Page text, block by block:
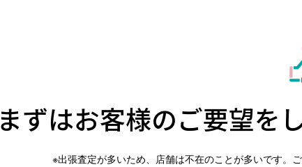
まずはお客様のご要望を
※出張査定が多いため、店舗は不在のことが多いです。